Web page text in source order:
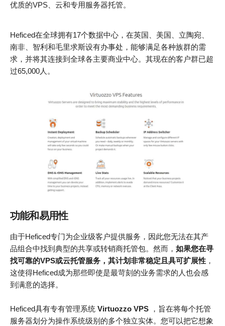
优质的VPS、云和专用服务器托管。
Heficed在全球拥有17个数据中心，在英国、美国、立陶宛、
南非、智利和毛里求斯设有办事处，能够满足各种族群的需
求，并将其连接到全球各主要商业中心。其现在的客户群已超
过65,000人。
功能和易用性
由于Heficed专门为企业级客户提供服务，因此您无法在其产
品组合中找到典型的共享或转销商托管包。然而， 如果您在寻
找可靠的VPS或云托管服务，其计划非常稳定且具可扩展性 ，
这使得Heficed成为那些即使是最苛刻的业务需求的人也会感
到满意的选择。
Heficed具有专有管理系统 Virtuozzo VPS ，旨在将每个托管
服务器划分为操作系统级别的多个独立实体。您可以把它想象